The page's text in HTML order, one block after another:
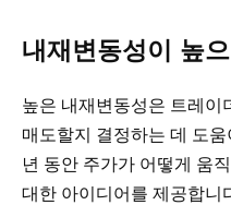
내재변동성이 높
높은 내재변동성은 트레이
매도할지 결정하는 데 도움
년 동안 주가가 어떻게 움
대한 아이디어를 제공합니